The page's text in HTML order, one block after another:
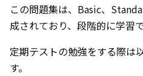
この問題集は、Basic、
成されており、段階的に学習
定期テストの勉強をする際は
す。